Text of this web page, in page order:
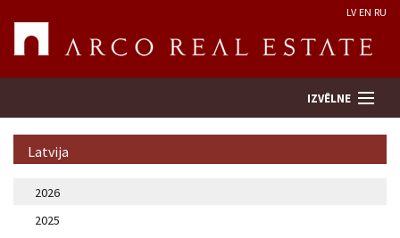
LV EN RU
IZVĒLNE
Novērtēt īpašumu
Latvija
2026
2025